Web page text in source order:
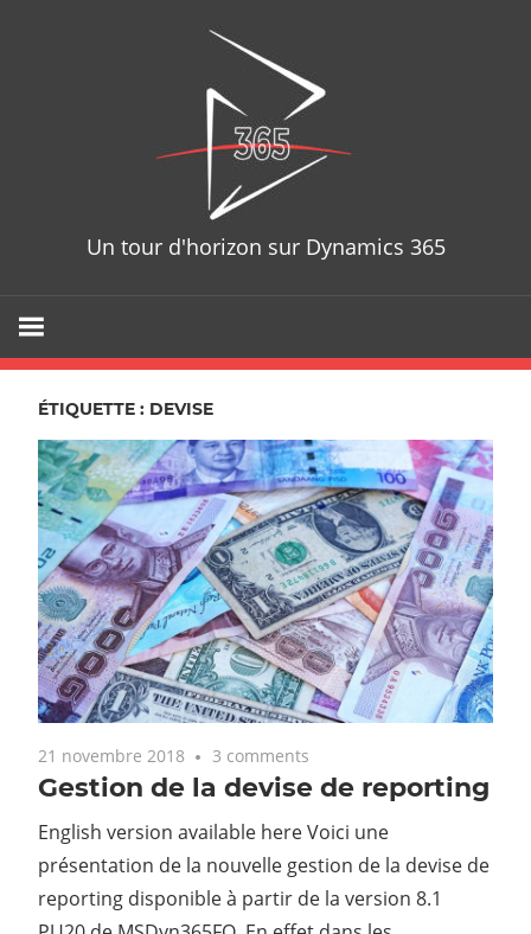
Un tour d'horizon sur Dynamics 365
ÉTIQUETTE : DEVISE
21 novembre 2018 3 comments
Gestion de la devise de reporting
English version available here Voici une
présentation de la nouvelle gestion de la devise de
reporting disponible à partir de la version 8.1